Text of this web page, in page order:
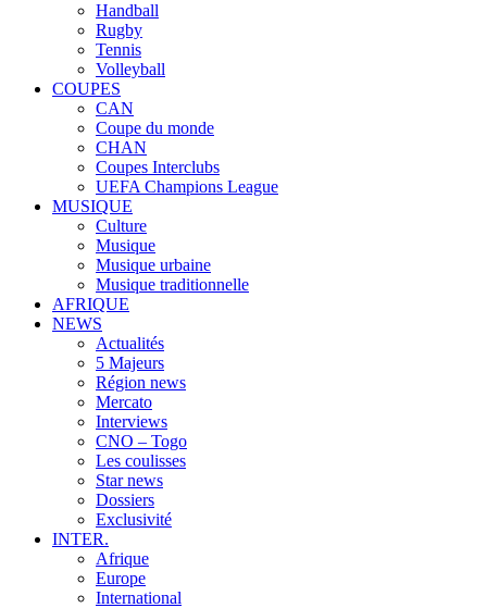
Handball
Rugby
Tennis
Volleyball
COUPES
CAN
Coupe du monde
CHAN
Coupes Interclubs
UEFA Champions League
MUSIQUE
Culture
Musique
Musique urbaine
Musique traditionnelle
AFRIQUE
NEWS
Actualités
5 Majeurs
Région news
Mercato
Interviews
CNO – Togo
Les coulisses
Star news
Dossiers
Exclusivité
INTER.
Afrique
Europe
International